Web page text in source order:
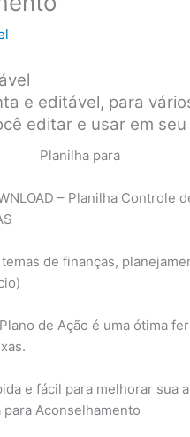
e editável, para
editar e usar em
– Planilha Controle
de finanças,
de Ação é uma ótima
e fácil para melhorar sua
Aconselhamento